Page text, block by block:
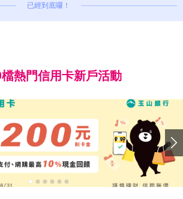
已經到底囉！
熱門信用卡新戶活動